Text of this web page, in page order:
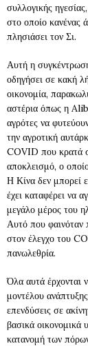
συλλογικής
στο οποίο κανένας
πλησιάσει τον Σι.
Αυτή η
οδηγήσει σε κακή
οικονομία,
αστέρια όπως η
αγρότες να
την αγροτική
COVID που κρατά
αποκλεισμό, ο
Η Κίνα δεν μπορεί
έχει καταφέρει να
μεγάλο μέρος του
Αυτό που φαινόταν
στον έλεγχο του
πανωλεθρία.
Όλα αυτά έρχονται
μοντέλου
επενδύσεις σε
βασικά οικονομικά
κατανομή των